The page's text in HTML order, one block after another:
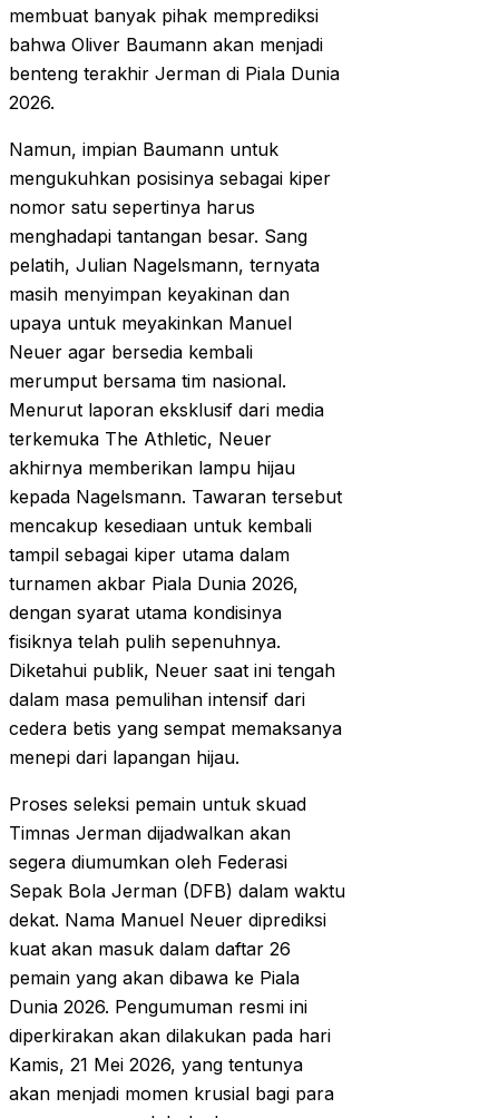
membuat banyak pihak memprediksi
bahwa Oliver Baumann akan menjadi
benteng terakhir Jerman di Piala Dunia
2026.
Namun, impian Baumann untuk
mengukuhkan posisinya sebagai kiper
nomor satu sepertinya harus
menghadapi tantangan besar. Sang
pelatih, Julian Nagelsmann, ternyata
masih menyimpan keyakinan dan
upaya untuk meyakinkan Manuel
Neuer agar bersedia kembali
merumput bersama tim nasional.
Menurut laporan eksklusif dari media
terkemuka The Athletic, Neuer
akhirnya memberikan lampu hijau
kepada Nagelsmann. Tawaran tersebut
mencakup kesediaan untuk kembali
tampil sebagai kiper utama dalam
turnamen akbar Piala Dunia 2026,
dengan syarat utama kondisinya
fisiknya telah pulih sepenuhnya.
Diketahui publik, Neuer saat ini tengah
dalam masa pemulihan intensif dari
cedera betis yang sempat memaksanya
menepi dari lapangan hijau.
Proses seleksi pemain untuk skuad
Timnas Jerman dijadwalkan akan
segera diumumkan oleh Federasi
Sepak Bola Jerman (DFB) dalam waktu
dekat. Nama Manuel Neuer diprediksi
kuat akan masuk dalam daftar 26
pemain yang akan dibawa ke Piala
Dunia 2026. Pengumuman resmi ini
diperkirakan akan dilakukan pada hari
Kamis, 21 Mei 2026, yang tentunya
akan menjadi momen krusial bagi para